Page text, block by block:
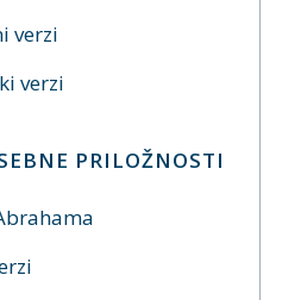
verzi
verzi
PRILOŽNOSTI